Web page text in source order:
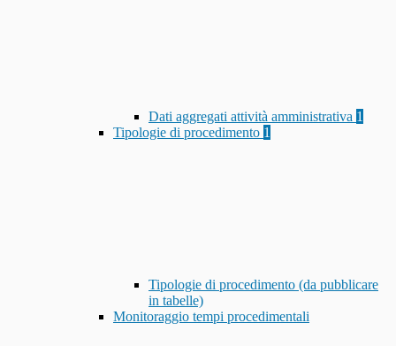
Dati aggregati attività amministrativa 1
Tipologie di procedimento 1
Tipologie di procedimento (da pubblicare
in tabelle)
Monitoraggio tempi procedimentali